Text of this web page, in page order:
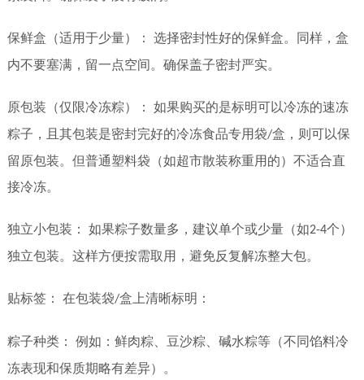
保鲜盒（适用于少量）：
选择密封性好的保鲜盒。同样，盒
内不要塞满，留一点空间。确保盖子密封严实。
原包装（仅限冷冻粽）：
如果购买的是标明可以冷冻的速冻
粽子，且其包装是密封完好的冷冻食品专用袋/盒，则可以保
留原包装。但普通塑料袋（如超市散装称重用的）不适合直
接冷冻。
独立小包装： 如果粽子数量多，建议单个或少量（如2-4个）
独立包装。这样方便按需取用，避免反复解冻整大包。
贴标签： 在包装袋/盒上清晰标明：
粽子种类：
例如：鲜肉粽、豆沙粽、碱水粽等（不同馅料冷
冻表现和保质期略有差异）。